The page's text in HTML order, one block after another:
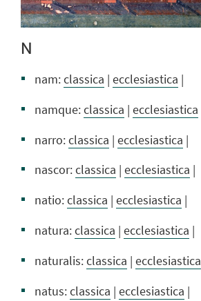
N
nam:classica | ecclesiastica |
namque:classica | ecclesiastica
narro:classica | ecclesiastica |
nascor:classica | ecclesiastica |
natio:classica | ecclesiastica |
natura:classica | ecclesiastica |
naturalis:classica | ecclesiastica
natus:classica | ecclesiastica |